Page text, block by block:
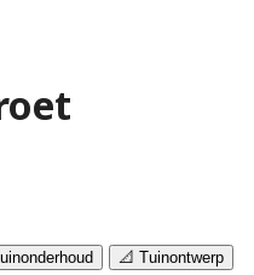
📐 Tuinontwerp